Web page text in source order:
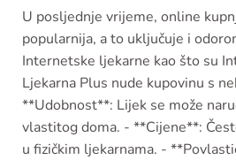
U posljednje vrijeme, online
popularnija, a to uključuje i
Internetske ljekarne kao što su
Ljekarna Plus nude kupovinu s
**Udobnost**: Lijek se može
vlastitog doma. - **Cijene**:
u fizičkim ljekarnama. -